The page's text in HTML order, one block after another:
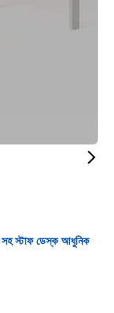
সহ স্টাফ ডেস্ক আধুনিক